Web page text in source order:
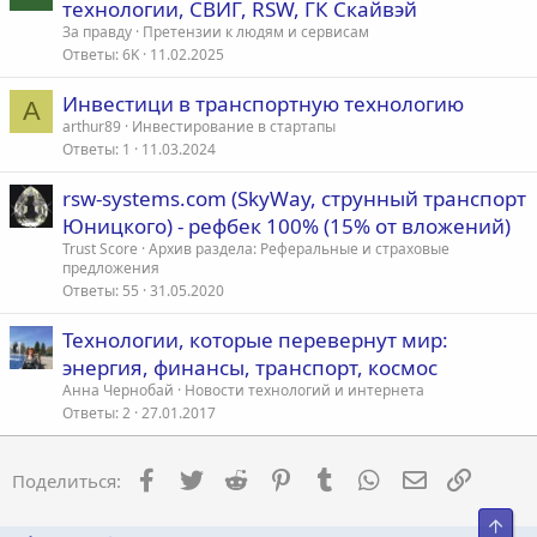
мошенников! Купите себе и своим родным что- нибудь
сегодня, а не сбыточные мечты в далеком будущем.
говорит, что он только инженер. И к финансам не имеет
отношения, а про акции/доли и не слышал. Все есть в
открытом доступе в интернете. Не ленитесь, не торопитесь,
проект на доверии, за людьми, которым доверяла. А если вас
еще и торопят с принятием решения, то бегите от этого
человека.
Подскажите еще форумы, где разместить предупреждения для
людей.
Ответить
Ольга / 17.08.2018
Еще хочу добавить, что я не строила структур, не приглашала
людей, не получала реферальные вознаграждения. Купилась
технологии, СВИГ, RSW, ГК Скайвэй
За правду Претензии к людям и сервисам
Ответы 6K 11.02.2025
A Инвестици в тpанспортную технологию
arthur89
Инвестирование в стартапы
Ответы 1 11.03.2024
rsw-systems.com (SkyWay, струнный транспорт
Юницкого) - рефбек 100% (15% от вложений)
Trust Score Архив раздела: Реферальные и страховые
предложения
Ответы 55 31.05.2020
Технологии, которые перевернут мир:
энергия, финансы, транспорт, космос
Анна Чернобай
Новости технологий и интернета
Ответы 2 27.01.2017
Поделиться: Facebook
Twitter Reddit PinterestTumblr WhatsApp